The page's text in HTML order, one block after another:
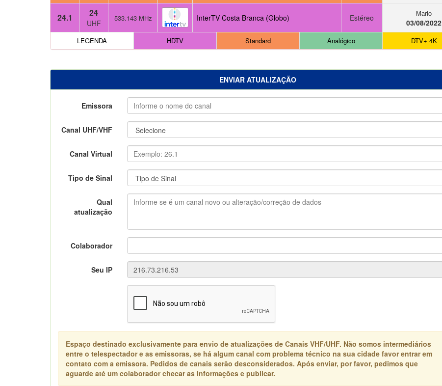
24.1 24
UHF
533.143 MHz InterTV Costa Branca (Globo) Estéreo Mario
03/08/2022
LEGENDA HDTV Standard Analógico DTV+ 4K
ENVIAR ATUALIZAÇÃO
Emissora
Canal UHF/VHF
Canal Virtual
Tipo de Sinal
Qual
atualização
Colaborador
Seu IP
Espaço destinado exclusivamente para envio de atualizações de Canais VHF/UHF. Não somos intermediários
entre o telespectador e as emissoras, se há algum canal com problema técnico na sua cidade favor entrar em
contato com a emissora. Pedidos de canais serão desconsiderados. Após enviar, por favor, pedimos que
aguarde até um colaborador checar as informações e publicar.